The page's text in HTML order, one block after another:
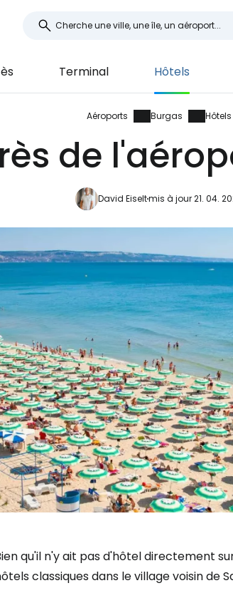
Terminal Hôtels
Aéroports Burgas Hôtels
de
David Eiseltmis à jour 21. 04.
qu'il n'y ait pas d'hôtel directement
classiques dans le village voisin de
Se
... la communauté